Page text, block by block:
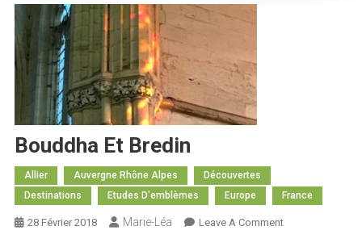
Bouddha Et Bredin
Allier Auvergne Rhône Alpes
Découvertes
Destinations
Etudes D'emblèmes Europe France
28 Février 2018 Marie-Léa Leave A CommentOn